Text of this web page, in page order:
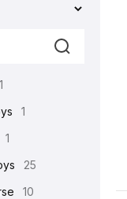
1
1
1
25
10